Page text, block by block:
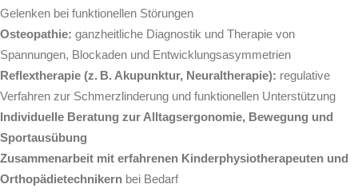
Gelenken bei funktionellen Störungen
Osteopathie: ganzheitliche Diagnostik und Therapie von
Spannungen, Blockaden und Entwicklungsasymmetrien
Reflextherapie (z. B. Akupunktur, Neuraltherapie): regulative
Verfahren zur Schmerzlinderung und funktionellen Unterstützung
Individuelle Beratung zur Alltagsergonomie, Bewegung und
Sportausübung
Zusammenarbeit mit erfahrenen Kinderphysiotherapeuten und
Orthopädietechnikern bei Bedarf